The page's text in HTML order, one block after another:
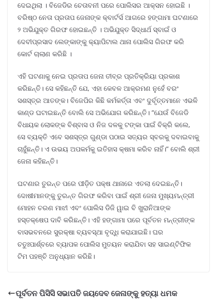
ଦେଇଥିଲା । ବିଜେଡିର ଚେତାବନୀ ପରେ ପୋଲିସର ଆକ୍ସନ ହୋଇଛି ।
ବରିଷ୍ଠ ନେତା ପ୍ରତାପ ଜେନାଙ୍କ କ୍ବାର୍ଟର୍ସ ଆଗରେ ହଙ୍ଗାମା ଘଟଣାରେ
୨ ଅଭିଯୁକ୍ତ ଗିରଫ ହୋଇଛନ୍ତି । ଅଭିଯୁକ୍ତ ସିଦ୍ଧାର୍ଥ ସ୍ବାଇଁ ଓ
ଦେବୀପ୍ରସାଦ ଲେଙ୍କାଙ୍କୁ କ୍ୟାପିଟାଲ ଥାନା ପୋଲିସ ଗିରଫ କରି
କୋର୍ଟ ଚାଲାଣ କରିଛି ।
ଏହି ଘଟଣାକୁ ନେଇ ପ୍ରତାପ ଜେନା ତୀବ୍ର ପ୍ରତିକ୍ରିୟା ପ୍ରକାଶ
କରିଛନ୍ତି। ସେ କହିଛନ୍ତି ଯେ, ଏହା କେବଳ ଆକ୍ରମଣ ନୁହେଁ ବରଂ
ସଶସ୍ତ୍ର ଆତଙ୍କ। ବିଜେପିର କିଛି କର୍ମକର୍ତ୍ତା ଏବଂ ଦୁର୍ବୃତ୍ତମାନେ ଏଭଳି
କାଣ୍ଡ ଘଟାଇଛନ୍ତି ବୋଲି ସେ ଅଭିଯୋଗ କରିଛନ୍ତି। “ଯେଉଁ ବିଜେଡି
ବିଧାୟକ ଲୋକଙ୍କ ବିଶ୍ବାସ ଓ ନିଜ ଦଳକୁ ଟଙ୍କା ପାଇଁ ବିକ୍ରି କଲେ,
ସେ ବ୍ୟକ୍ତି ଏବେ ସଶସ୍ତ୍ର ଗୁଣ୍ଡା ପଠାଇ ସତ୍ୟର ସ୍ବରକୁ ଦବାଇବାକୁ
ଚାହୁଁଛନ୍ତି। ଏ ଉଭୟ ଅପକର୍ମକୁ ଇତିହାସ କ୍ଷମା କରିବ ନାହିଁ।” ବୋଲି ଶ୍ରୀ
ଜେନା କହିଛନ୍ତି।
ଘଟଣାର ତୁରନ୍ତ ପରେ ପୀଡ଼ିତ ପକ୍ଷ ଥାନାରେ ଏତଲା ଦେଇଛନ୍ତି।
ଦୋଷୀମାନଙ୍କୁ ତୁରନ୍ତ ଗିରଫ କରିବା ପାଇଁ ଶ୍ରୀ ଜେନା ମୁଖ୍ୟମନ୍ତ୍ରୀ
ମୋହନ ଚରଣ ମାଝୀ ଏବଂ ପୋଲିସ ଡିଜି ୱାଇ ବି ଖୁରାନିଆଙ୍କ
ହସ୍ତକ୍ଷେପ ଦାବି କରିଛନ୍ତି। ଏହି ହଙ୍ଗାମା ପରେ ପୂର୍ବତନ ମନ୍ତ୍ରୀଙ୍କ
ବାସଭବନରେ ସୁରକ୍ଷା ବ୍ୟବସ୍ଥା ବୃଦ୍ଧି କରାଯାଇଛି। ଘର
ଚତୁଃପାର୍ଶ୍ବରେ ବ୍ୟାପକ ପୋଲିସ ମୁତୟନ କରାଯିବା ସହ ସାଇଣ୍ଟିଫିକ
ଟିମ ପହଞ୍ଚି ଅନୁଧ୍ୟାନ କରିଛି।
ପୂର୍ବତନ ପିସିସି ସଭାପତି ଜୟଦେବ ଜେନାଙ୍କୁ ହତ୍ୟା ଧମକ